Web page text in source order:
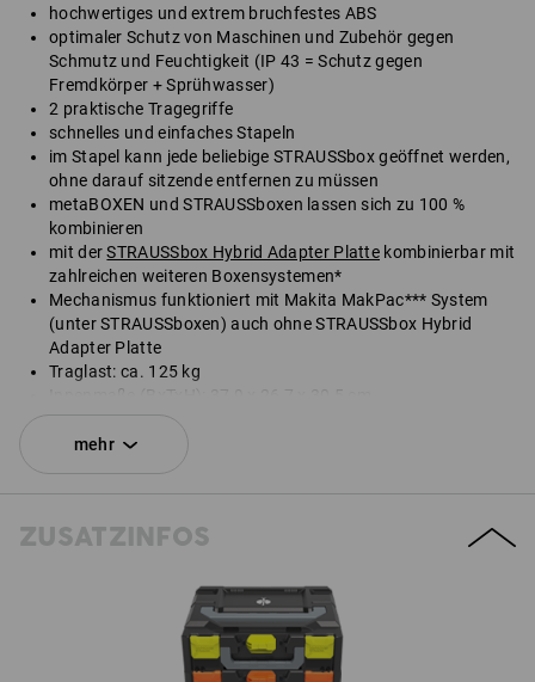
hochwertiges und extrem bruchfestes ABS
optimaler Schutz von Maschinen und Zubehör gegen
Schmutz und Feuchtigkeit (IP 43 = Schutz gegen
Fremdkörper + Sprühwasser)
2 praktische Tragegriffe
schnelles und einfaches Stapeln
im Stapel kann jede beliebige STRAUSSbox geöffnet werden,
ohne darauf sitzende entfernen zu müssen
metaBOXEN und STRAUSSboxen lassen sich zu 100 %
kombinieren
mit derSTRAUSSbox Hybrid Adapter Platte kombinierbar mit
zahlreichen weiteren Boxensystemen*
Mechanismus funktioniert mit Makita MakPac*** System
(unter STRAUSSboxen) auch ohne STRAUSSbox Hybrid
Adapter Platte
Traglast: ca. 125 kg
Innenmaße (BxTxH): 37,9 x 26,7 x 30,5 cm
Außenmaße (BxTxH): 39,6 x 29,6 x 34,0 cm
*Nicht im Lieferumfang enthalten.
Lieferung ohne Inhalt.
STRAUSSbox 340 midi N
mehr
ZUSATZINFOS